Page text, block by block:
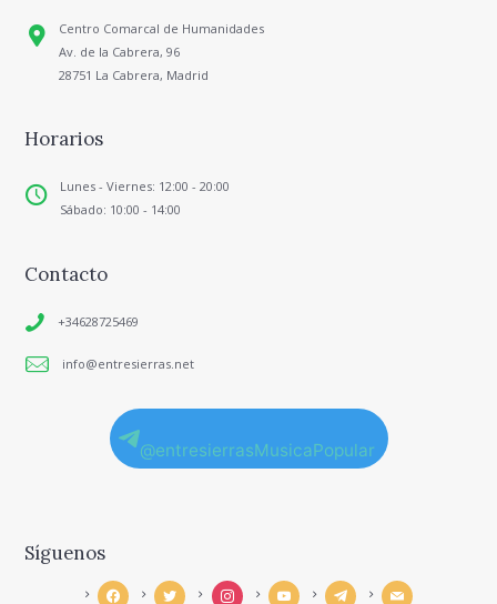
Centro Comarcal de Humanidades
Av. de la Cabrera, 96
28751 La Cabrera, Madrid
Horarios
Lunes - Viernes: 12:00 - 20:00
Sábado: 10:00 - 14:00
Contacto
+34628725469
info@entresierras.net
@entresierrasMusicaPopular
Síguenos
facebook twitter instagramyoutube telegram mail